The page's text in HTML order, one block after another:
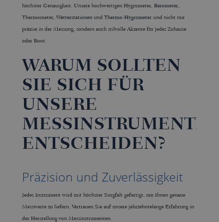
höchster Genauigkeit. Unsere hochwertigen Hygrometer, Barometer,
Thermometer, Wetterstationenund Thermo-Hygrometersind nicht nur
präzise in der Messung, sondern auch stilvolle Akzente für jedes Zuhause
oder Boot.
WARUM SOLLTEN
SIE SICH FÜR
UNSERE
MESSINSTRUMENTE
ENTSCHEIDEN?
Präzision und Zuverlässigkeit
Jedes Instrument wird mit höchster Sorgfalt gefertigt, um Ihnen genaue
Messwerte zu liefern. Vertrauen Sie auf unsere jahrzehntelange Erfahrung in
der Herstellung von Messinstrumenten.